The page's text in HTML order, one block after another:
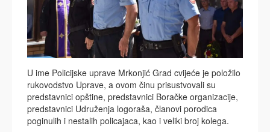
U ime Policijske uprave Mrkonjić Grad cvijeće je položilo
rukovodstvo Uprave, a ovom činu prisustvovali su
predstavnici opštine, predstavnici Boračke organizacije,
predstavnici Udruženja logoraša, članovi porodica
poginulih i nestalih policajaca, kao i veliki broj kolega.